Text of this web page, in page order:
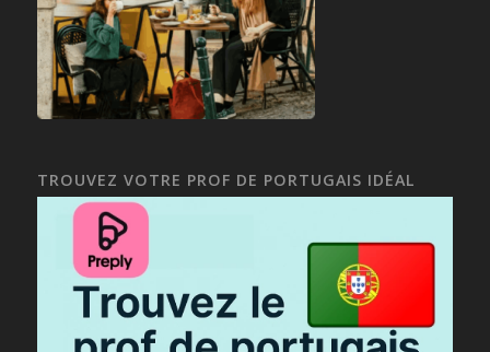
TROUVEZ VOTRE PROF DE PORTUGAIS IDÉAL